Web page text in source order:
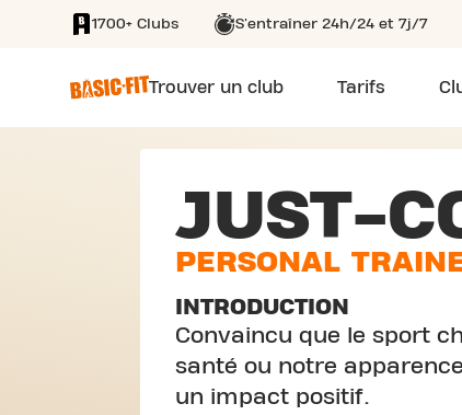
SKIP TO MAIN CONTENT
1700+ Clubs S'entraîner 24h/24 et 7j/7
Trouver un club Tarifs
JUST-
PERSONAL
INTRODUCTION
Convaincu que le sport
santé ou notre
un impact positif.